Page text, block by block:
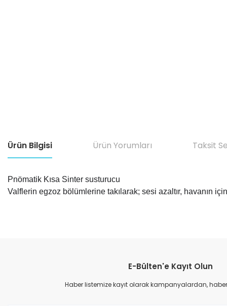
Ürün Bilgisi Ürün Yorumları Taksit
Pnömatik Kısa Sinter susturucu
Valflerin egzoz bölümlerine takılarak; sesi azaltır, havanın
Ürün resmi kalitesiz, bozuk veya görüntülenemiyor.
Ürün açıklamasında eksik bilgiler bulunuyor.
E-Bülten'e Kayıt Olun
Haber listemize kayıt olarak kampanyalardan,